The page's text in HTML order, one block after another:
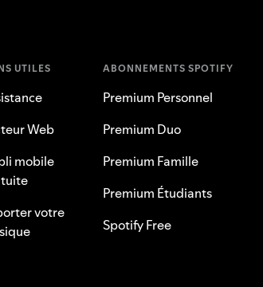
UTILES
Web
mobile
votre
ABONNEMENTS SPOTIFY
Premium Personnel
Premium Duo
Premium Famille
Premium Étudiants
Spotify Free